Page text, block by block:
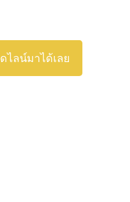
ไลน์มาได้เลย